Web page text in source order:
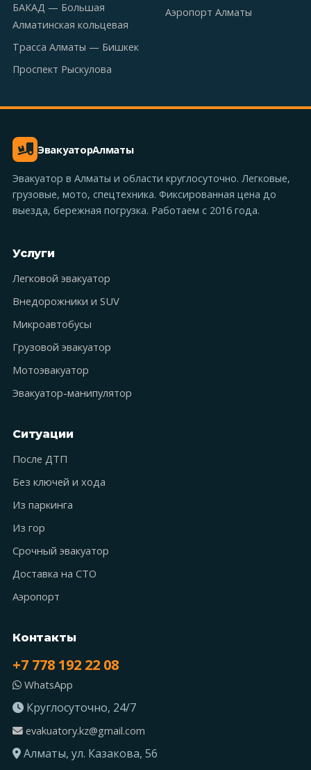
БАКАД — Большая
Алматинская кольцевая
Трасса Алматы — Бишкек
Проспект Рыскулова
Аэропорт Алматы
ЭвакуаторАлматы
Эвакуатор в Алматы и области круглосуточно. Легковые,
грузовые, мото, спецтехника. Фиксированная цена до
выезда, бережная погрузка. Работаем с 2016 года.
Услуги
Легковой эвакуатор
Внедорожники и SUV
Микроавтобусы
Грузовой эвакуатор
Мотоэвакуатор
Эвакуатор-манипулятор
Ситуации
После ДТП
Без ключей и хода
Из паркинга
Из гор
Срочный эвакуатор
Доставка на СТО
Аэропорт
Контакты
+7 778 192 22 08
WhatsApp
Круглосуточно, 24/7
evakuatory.kz@gmail.com
Алматы, ул. Казакова, 56